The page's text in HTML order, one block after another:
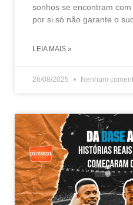
sonhos se encontram
por si só não garante o
LEIA MAIS »
26/08/2025 Nenhum